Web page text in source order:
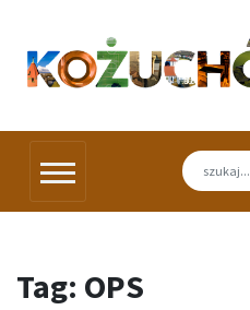
content
Tag: OPS